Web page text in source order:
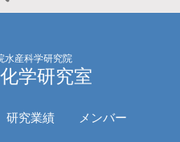
水産科学研究院
学研究室
研究業績 メンバー